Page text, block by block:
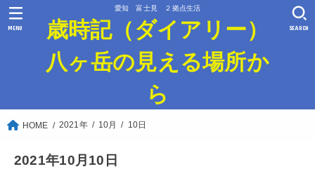
愛知 富士見 ２拠点生活
歳時記（ダイアリー）
八ヶ岳の見える場所か
ら
SEARCH
MENU
HOME 2021年 10月 10日
2021年10月10日